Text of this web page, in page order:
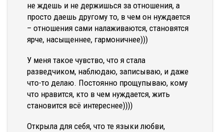
не ждешь и не держишься за отношения, а
просто даешь другому то, в чем он нуждается
– отношения сами налаживаются, становятся
ярче, насыщеннее, гармоничнее)))
У меня такое чувство, что я стала
разведчиком, наблюдаю, записываю, и даже
что-то делаю. Постоянно прощупываю, кому
что нравится, кто в чем нуждается, жить
становится всё интереснее))))
Открыла для себя, что те языки любви,